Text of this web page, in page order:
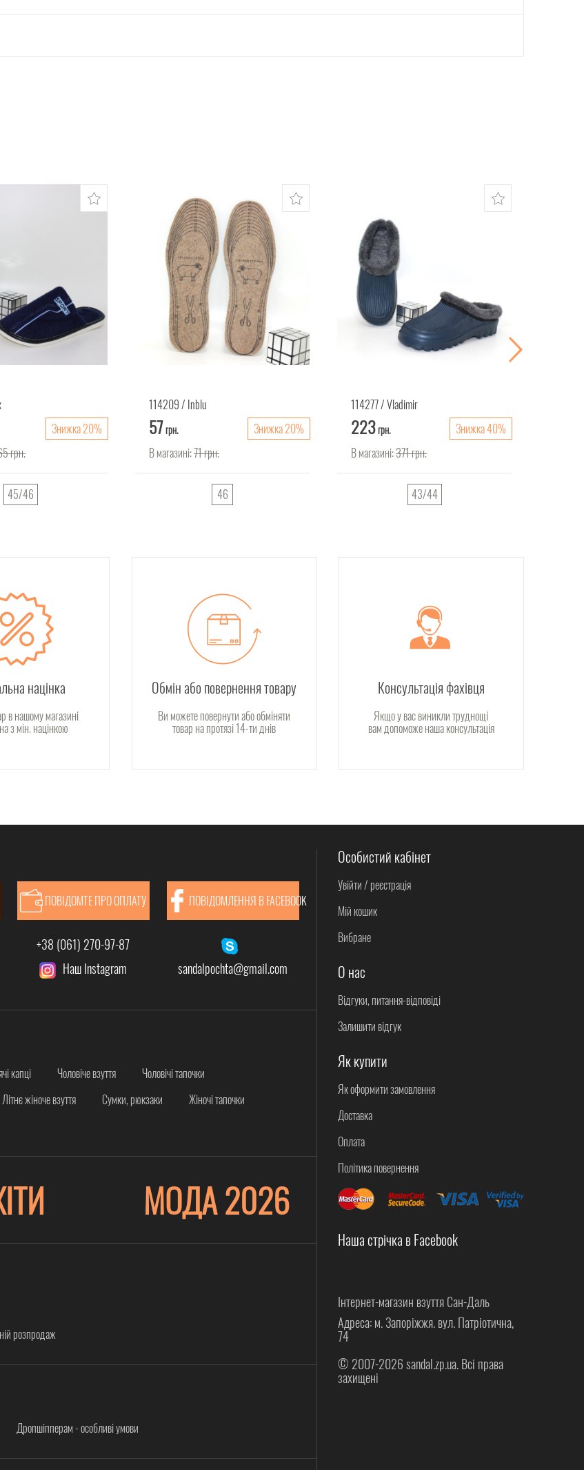
Знижка 20%
грн.
45/46
114209 Inblu
57грн.
Знижка 20%
В магазині:71грн.
46
114277 Vladimir
223грн.
Знижка 40%
В магазині:371грн.
43/44
націнка
в нашому магазині
з мін. націнкою
Обмін або повернення товару
Ви можете повернути або обміняти
товар на протязі 14-ти днів
Консультація фахівця
Якщо у вас виникли труднощі
вам допоможе наша консультація
ПОВІДОМТЕ ПРО ОПЛАТУ ПОВІДОМЛЕННЯ В FACEBOOK
+38 (061) 270-97-87
Наш Instagram sandalpochta@gmail.com
капці Чоловіче взуття
Чоловічі тапочки
Літнє жіноче взуття Сумки, рюкзаки
Жіночі тапочки
МОДА 2026
розпродаж
Дропшіпперам - особливі умови
Особистий кабінет
Увійти / реєстрація
Мій кошик
Вибране
О нас
Відгуки, питання-відповіді
Залишити відгук
Як купити
Як оформити замовлення
Доставка
Оплата
Політика повернення
Наша стрічка в Facebook
Інтернет-магазин взуття Сан-Даль
Адреса: м. Запоріжжя. вул. Патріотична,
74
© 2007-2026 sandal.zp.ua. Всі права
захищені